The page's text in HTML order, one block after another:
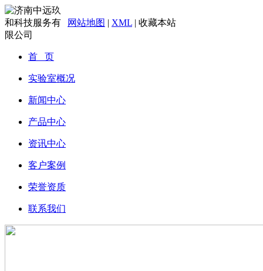
网站地图 | XML | 收藏本站
首 页
实验室概况
新闻中心
产品中心
资讯中心
客户案例
荣誉资质
联系我们